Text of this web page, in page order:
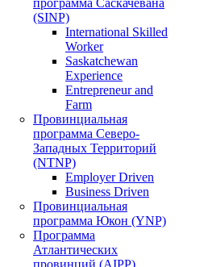
программа Саскачевана
(SINP)
International Skilled
Worker
Saskatchewan
Experience
Entrepreneur and
Farm
Провинциальная
программа Северо-
Западных Территорий
(NTNP)
Employer Driven
Business Driven
Провинциальная
программа Юкон (YNP)
Программа
Атлантических
провинций (AIPP)